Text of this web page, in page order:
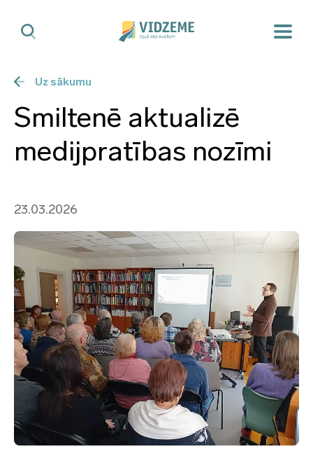
Uz sākumu
Smiltenē aktualizē
medijpratības nozīmi
23.03.2026